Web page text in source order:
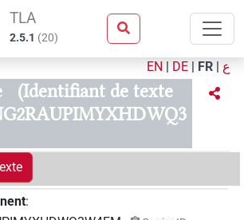
TLA
2.5.1 (20)
EN | DE | FR | ع
(Identifiant de texte
: